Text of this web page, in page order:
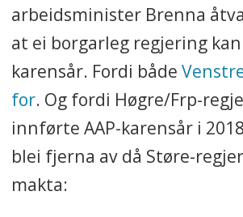
arbeidsminister Brenna
at ei borgarleg regjering
karensår. Fordi både
for. Og fordi Høgre/Frp-
innførte AAP-karensår i
blei fjerna av då Støre-
makta: